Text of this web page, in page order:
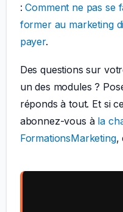
:Comment ne pas se
former au marketing
payer.
Des questions sur
un des modules ?
réponds à tout. Et si
abonnez-vous à la
FormationsMarketing,